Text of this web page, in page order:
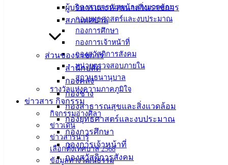
กองสาธารณสุขและสิ่งแวดล้อม
กองยุทธศาสตร์และงบประมาณ
กองการศึกษา
กองการเจ้าหน้าที่
กองสวัสดิการสังคม
หน่วยตรวจสอบภายใน
สถานธนานุบาล
รางวัลแห่งความภาคภูมิใจ
ข่าวสาร กิจกรรม
กิจกรรมอ่างศิลา
ข่าวเด่น
ข่าวสารน่ารู้
เลือกตั้งเทศบาล 2568
ข้อมูลทางวัฒนธรรม
ผู้บริหารและหัวหน้าส่วนราชการ
สภาเทศบาล
ส่วนของราชการ
สำนักปลัด
กองคลัง
กองช่าง
กองสาธารณสุขและสิ่งแวดล้อม
กองยุทธศาสตร์และงบประมาณ
กองการศึกษา
กองการเจ้าหน้าที่
กองสวัสดิการสังคม
อ่างศิลา 90/338
ม.3 ต.เสม็ด
อ.เมือง จ.ชลบุรี
038-